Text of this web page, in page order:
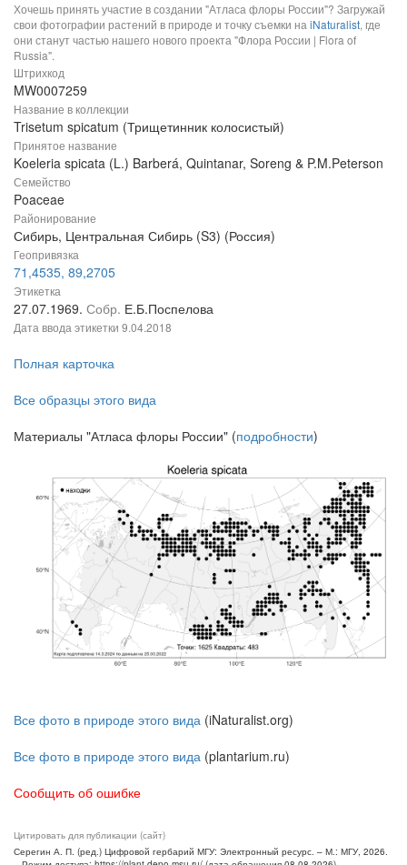
Хочешь принять участие в создании "Атласа флоры России"? Загружай
свои фотографии растений в природе и точку съемки наiNaturalist, где
они станут частью нашего нового проекта "Флора России | Flora of
Russia".
Штрихкод
MW0007259
Название в коллекции
Trisetum spicatum (Трищетинник колосистый)
Принятое название
Koeleria spicata (L.) Barberá, Quintanar, Soreng & P.M.Peterson
Семейство
Poaceae
Районирование
Сибирь, Центральная Сибирь (S3) (Россия)
Геопривязка
71,4535, 89,2705
Этикетка
27.07.1969. Собр. Е.Б.Поспелова
Дата ввода этикетки 9.04.2018
Полная карточка
Все образцы этого вида
Материалы "Атласа флоры России" (подробности)
Все фото в природе этого вида (iNaturalist.org)
Все фото в природе этого вида (plantarium.ru)
Сообщить об ошибке
Цитировать для публикации (сайт)
Серегин А. П. (ред.) Цифровой гербарий МГУ: Электронный ресурс. – М.: МГУ, 2026.